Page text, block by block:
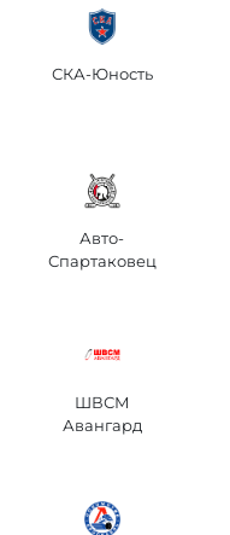
СКА-Юность
Авто-
Спартаковец
ШВСМ
Авангард